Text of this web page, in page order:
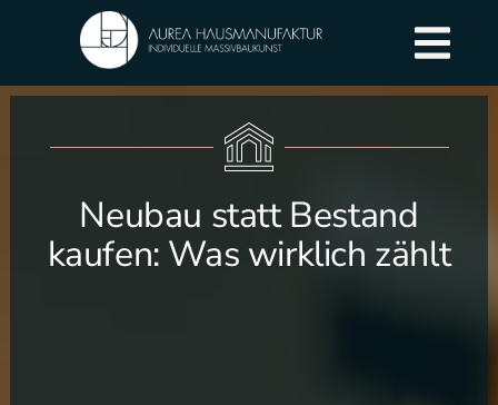
Neubau statt Bestand
kaufen: Was wirklich zählt